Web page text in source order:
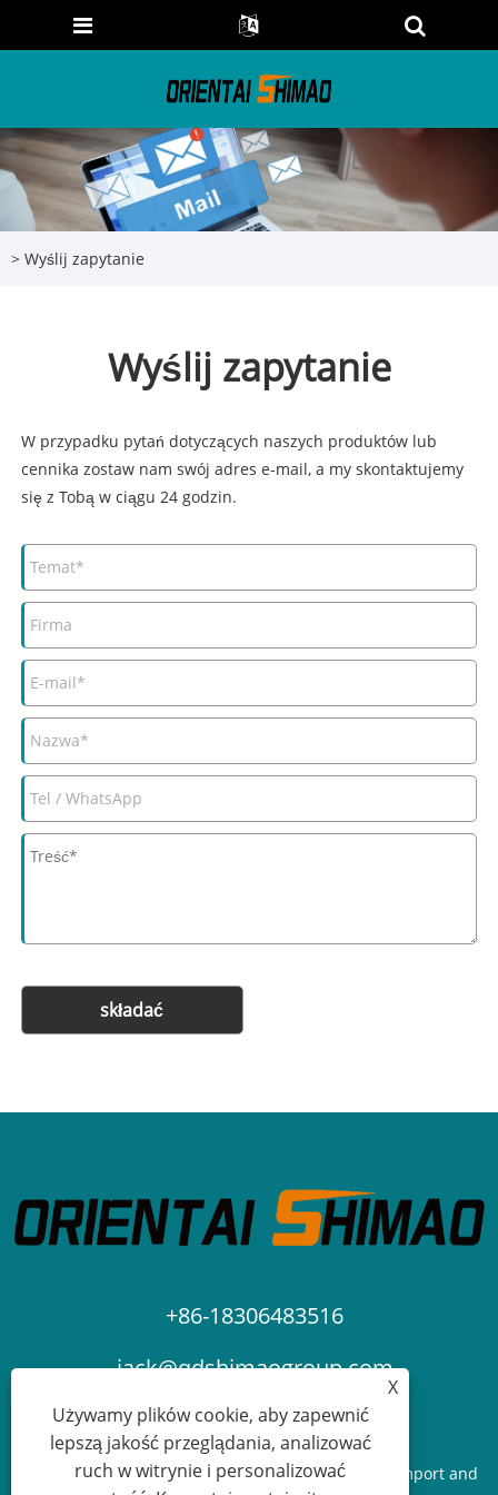
> Wyślij zapytanie
Wyślij zapytanie
W przypadku pytań dotyczących naszych produktów lub
cennika zostaw nam swój adres e-mail, a my skontaktujemy
się z Tobą w ciągu 24 godzin.
składać
+86-18306483516
jack@qdshimaogroup.com
Prawa autorskie © 2023 Qingdao Oriental Shimao Import and
X
Używamy plików cookie, aby zapewnić
lepszą jakość przeglądania, analizować
ruch w witrynie i personalizować